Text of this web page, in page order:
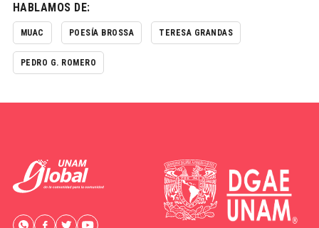
HABLAMOS DE:
MUAC POESÍA BROSSA TERESA GRANDAS
PEDRO G. ROMERO